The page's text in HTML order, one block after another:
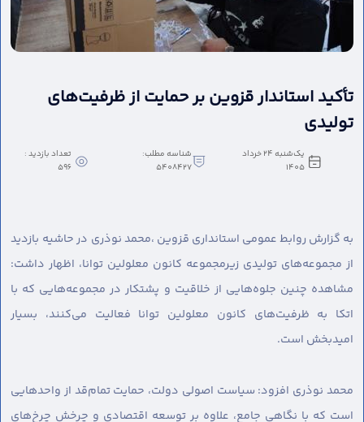
تأکید استاندار قزوین بر حمایت از ظرفیت‌های
تولیدی
یک‌شنبه 24 خرداد
1405
شناسه مطلب:
5408427
تعداد بازدید :
596
به گزارش روابط عمومی استانداری قزوین ،محمد نوذری در حاشیه بازدید
از مجموعه‌های تولیدی زیرمجموعه کانون معلولین توانا، اظهار داشت:
مشاهده چنین جلوه‌هایی از خلاقیت و پشتکار در مجموعه‌هایی که با
اتکا به ظرفیت‌های کانون معلولین توانا فعالیت می‌کنند، بسیار
امیدبخش است.
محمد نوذری افزود: سیاست اصولی دولت، حمایت تمام‌قد از واحدهایی
است که با نگاهی جامع، علاوه بر توسعه اقتصادی و چرخش چرخ‌های